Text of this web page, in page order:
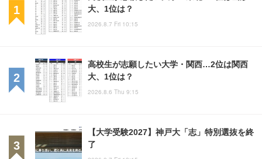
大、1位は？
2026.8.7 Fri 10:15
高校生が志願したい大学・関西…2位は関西
大、1位は？
2026.8.6 Thu 9:15
【大学受験2027】神戸大「志」特別選抜を終
了